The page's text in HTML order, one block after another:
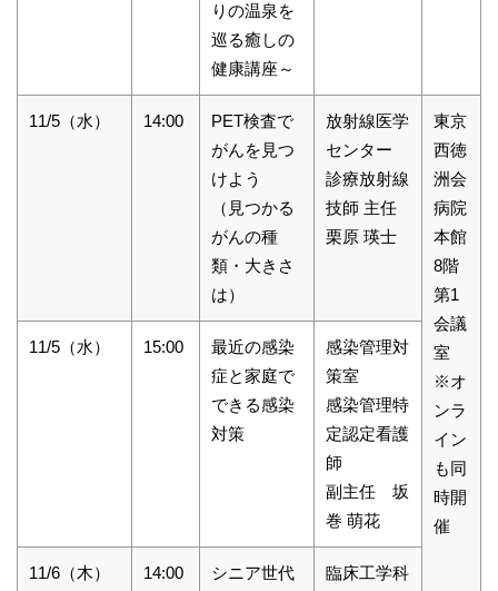
りの温泉を
巡る癒しの
健康講座～
11/5（水） 14:00
PET検査で
がんを見つ
けよう
（見つかる
がんの種
類・大きさ
は）
放射線医学
センター
診療放射線
技師 主任
栗原 瑛士
東京
西徳
洲会
病院
本館
8階
第1
会議
室
※オ
ンラ
イン
も同
時開
催
11/5（水） 15:00
最近の感染
症と家庭で
できる感染
対策
感染管理対
策室
感染管理特
定認定看護
師
副主任 坂
巻 萌花
11/6（木） 14:00
シニア世代
臨床工学科